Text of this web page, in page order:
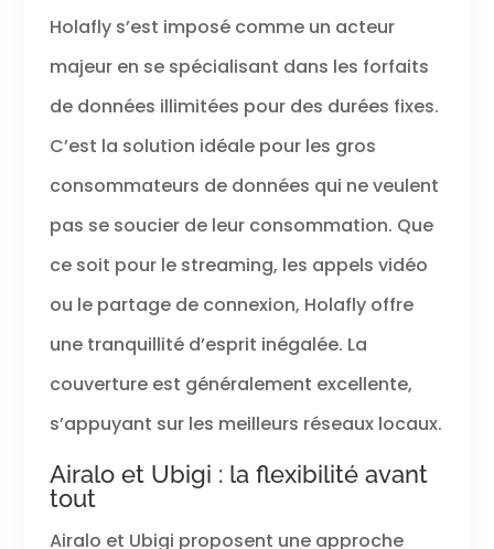
Holafly s’est imposé comme un acteur
majeur en se spécialisant dans les forfaits
de données illimitées pour des durées fixes.
C’est la solution idéale pour les gros
consommateurs de données qui ne veulent
pas se soucier de leur consommation. Que
ce soit pour le streaming, les appels vidéo
ou le partage de connexion, Holafly offre
une tranquillité d’esprit inégalée. La
couverture est généralement excellente,
s’appuyant sur les meilleurs réseaux locaux.
Airalo et Ubigi : la flexibilité avant
tout
Airalo et Ubigi proposent une approche